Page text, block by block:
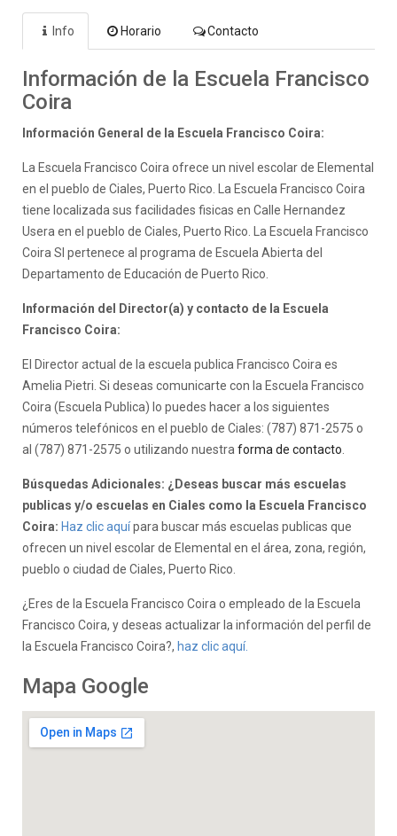
Info Horario Contacto
Información de la Escuela Francisco
Coira
Información General de la Escuela Francisco Coira:
La Escuela Francisco Coira ofrece un nivel escolar de Elemental
en el pueblo de Ciales, Puerto Rico. La Escuela Francisco Coira
tiene localizada sus facilidades fisicas en Calle Hernandez
Usera en el pueblo de Ciales, Puerto Rico. La Escuela Francisco
Coira SI pertenece al programa de Escuela Abierta del
Departamento de Educación de Puerto Rico.
Información del Director(a) y contacto de la Escuela
Francisco Coira:
El Director actual de la escuela publica Francisco Coira es
Amelia Pietri. Si deseas comunicarte con la Escuela Francisco
Coira (Escuela Publica) lo puedes hacer a los siguientes
números telefónicos en el pueblo de Ciales: (787) 871-2575 o
al (787) 871-2575 o utilizando nuestra forma de contacto
Búsquedas Adicionales: ¿Deseas buscar más escuelas
publicas y/o escuelas en Ciales como la Escuela Francisco
Coira: Haz clic aquípara buscar más escuelas publicas que
ofrecen un nivel escolar de Elemental en el área, zona, región,
pueblo o ciudad de Ciales, Puerto Rico.
¿Eres de la Escuela Francisco Coira o empleado de la Escuela
Francisco Coira, y deseas actualizar la información del perfil de
la Escuela Francisco Coira?, haz clic aquí.
Mapa Google